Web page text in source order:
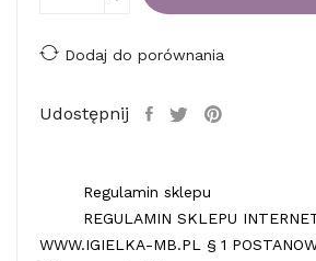
Dodaj do porównania
Udostępnij
Regulamin sklepu
REGULAMIN SKLEPU
WWW.IGIELKA-MB.PL § 1